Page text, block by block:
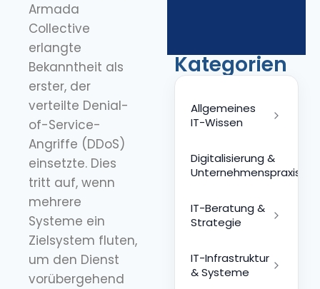
Armada
Collective
erlangte
Bekanntheit als
erster, der
verteilte Denial-
of-Service-
Angriffe (DDoS)
einsetzte. Dies
tritt auf, wenn
mehrere
Systeme ein
Zielsystem fluten,
um den Dienst
vorübergehend
Kategorien
Allgemeines
IT-Wissen
Digitalisierung &
Unternehmenspraxis
IT-Beratung &
Strategie
IT-Infrastruktur
& Systeme